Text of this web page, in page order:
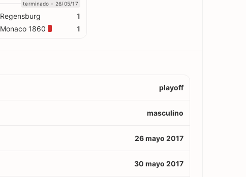
terminado - 26/05/17
Regensburg
1
Monaco 1860
1
playoff
masculino
26 mayo 2017
30 mayo 2017